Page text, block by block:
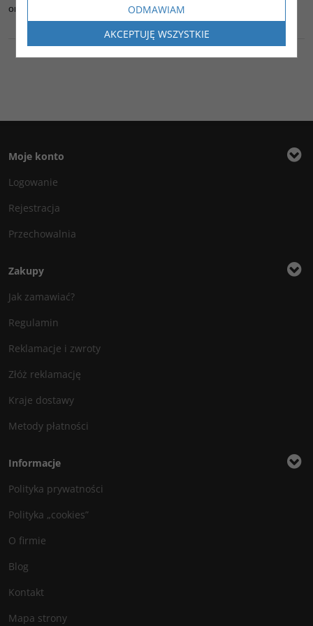
oraz 5 umywalek i podgrzewacz do wody
Moje konto
Logowanie
Rejestracja
Przechowalnia
Zakupy
Jak zamawiać?
Regulamin
Reklamacje i zwroty
Złóż reklamację
Kraje dostawy
Metody płatności
Informacje
Polityka prywatności
Polityka „cookies”
O firmie
Blog
Kontakt
Mapa strony
ODMAWIAM
AKCEPTUJĘ WSZYSTKIE